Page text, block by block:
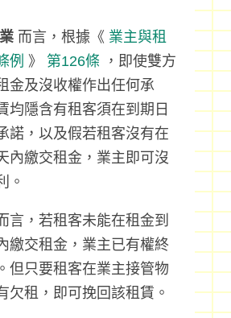
而言，根據《 業主與租
例 》 第126條 ，即使雙方
金及沒收權作出任何承
均隱含有租客須在到期日
諾，以及假若租客沒有在
內繳交租金，業主即可沒
。
言，若租客未能在租金到
繳交租金，業主已有權終
但只要租客在業主接管物
欠租，即可挽回該租賃。